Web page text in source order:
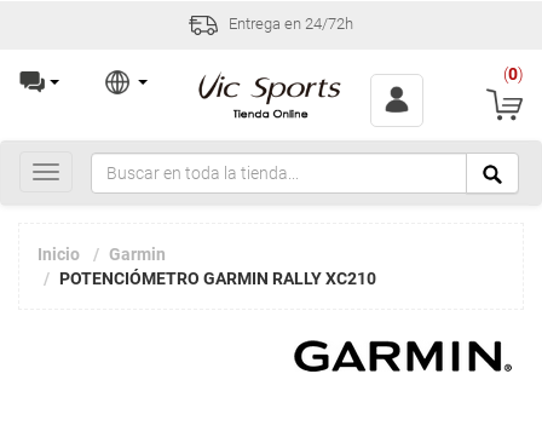
Entrega en 24/72h
(0)
Toggle
navigation
Inicio
Garmin
POTENCIÓMETRO GARMIN RALLY XC210